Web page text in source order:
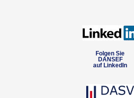
Folgen Sie
DANSEF
auf LinkedIn